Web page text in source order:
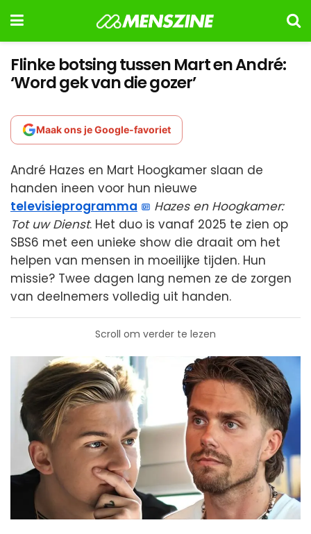
Flinke botsing tussen Mart en André:
‘Word gek van die gozer’
Maak ons je Google-favoriet
André Hazes en Mart Hoogkamer slaan de
handen ineen voor hun nieuwe
televisieprogramma
Hazes en Hoogkamer:
Tot uw Dienst. Het duo is vanaf 2025 te zien op
SBS6 met een unieke show die draait om het
helpen van mensen in moeilijke tijden. Hun
missie? Twee dagen lang nemen ze de zorgen
van deelnemers volledig uit handen.
Scroll om verder te lezen